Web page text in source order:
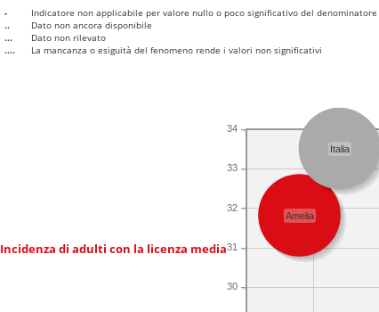
-
Indicatore non applicabile per valore nullo o poco significativo del denominatore
..
Dato non ancora disponibile
...
Dato non rilevato
....
La mancanza o esiguità del fenomeno rende i valori non significativi
Incidenza di adulti con la licenza media
30
31
32
33
34
Amelia
Italia